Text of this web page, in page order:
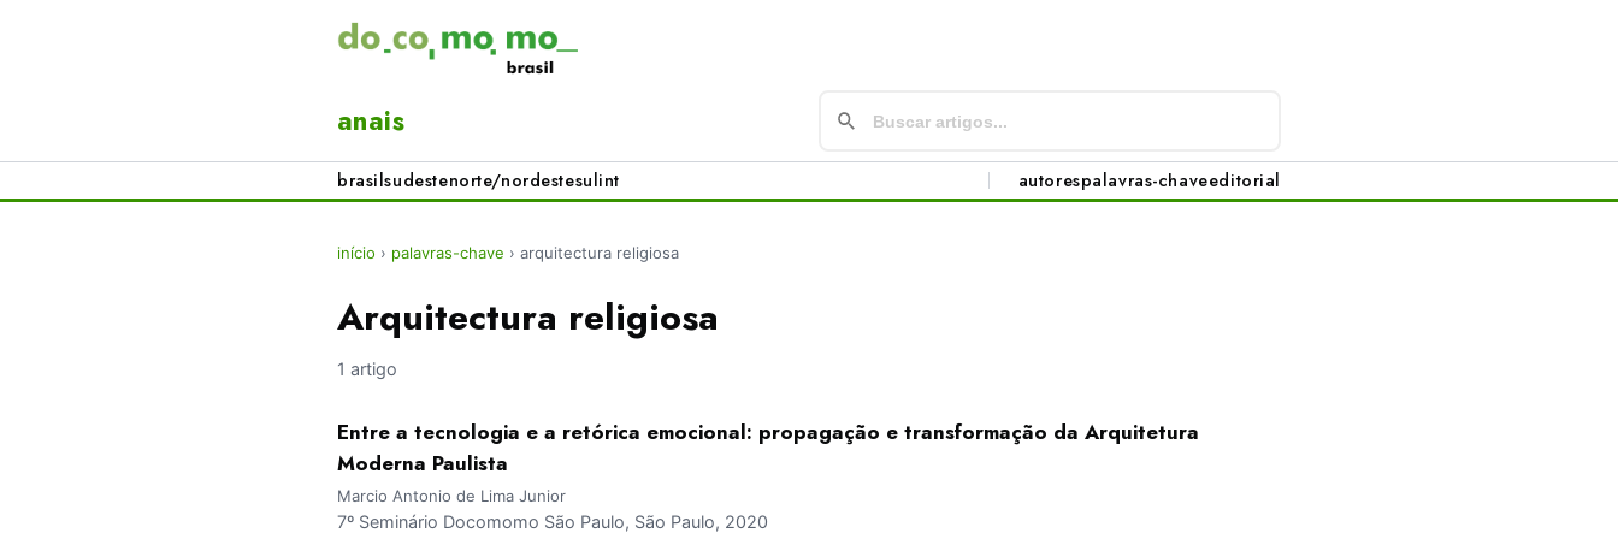
anais
brasilsudestenorte/nordestesulint autorespalavras-chaveeditorial
início › palavras-chave › arquitectura religiosa
Arquitectura religiosa
1 artigo
Entre a tecnologia e a retórica emocional: propagação e transformação da Arquitetura
Moderna Paulista
Marcio Antonio de Lima Junior
7º Seminário Docomomo São Paulo, São Paulo, 2020